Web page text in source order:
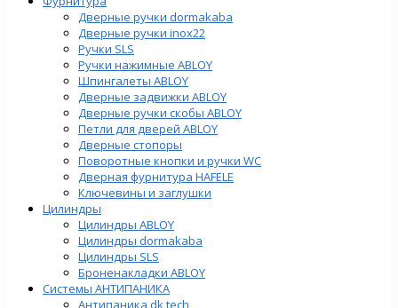
Дверные ручки dormakaba
Дверные ручки inox22
Ручки SLS
Ручки нажимные ABLOY
Шпингалеты ABLOY
Дверные задвижки ABLOY
Дверные ручки скобы ABLOY
Петли для дверей ABLOY
Дверные стопоры
Поворотные кнопки и ручки WC
Дверная фурнитура HAFELE
Ключевины и заглушки
Цилиндры
Цилиндры ABLOY
Цилиндры dormakaba
Цилиндры SLS
Броненакладки ABLOY
Системы АНТИПАНИКА
Антипаника dk tech